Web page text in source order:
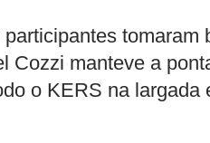
tomaram
Cozzi manteve a
o KERS na largada